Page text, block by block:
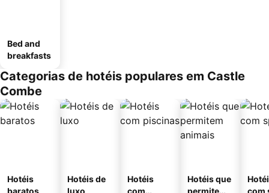
Bed and
breakfasts
Categorias de hotéis populares em Castle
Combe
Hotéis
baratos
Hotéis de
luxo
Hotéis
com
Hotéis que
permitem
com